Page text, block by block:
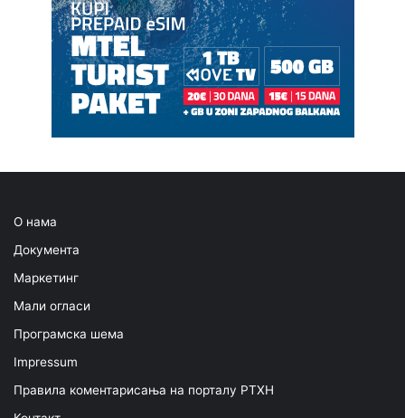
О нама
Документа
Маркетинг
Мали огласи
Програмска шема
Impressum
Правила коментарисања на порталу РТХН